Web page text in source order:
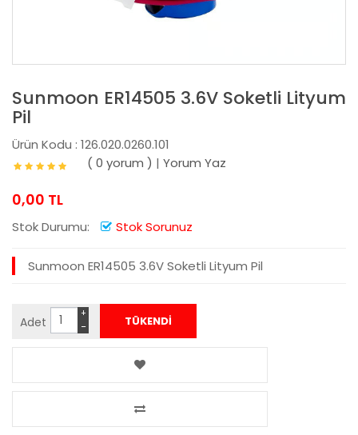
Sunmoon ER14505 3.6V Soketli Lityum
Pil
Ürün Kodu : 126.020.0260.101
( 0 yorum ) | Yorum Yaz
0,00 TL
Stok Durumu: Stok Sorunuz
Sunmoon ER14505 3.6V Soketli Lityum Pil
Adet −
+